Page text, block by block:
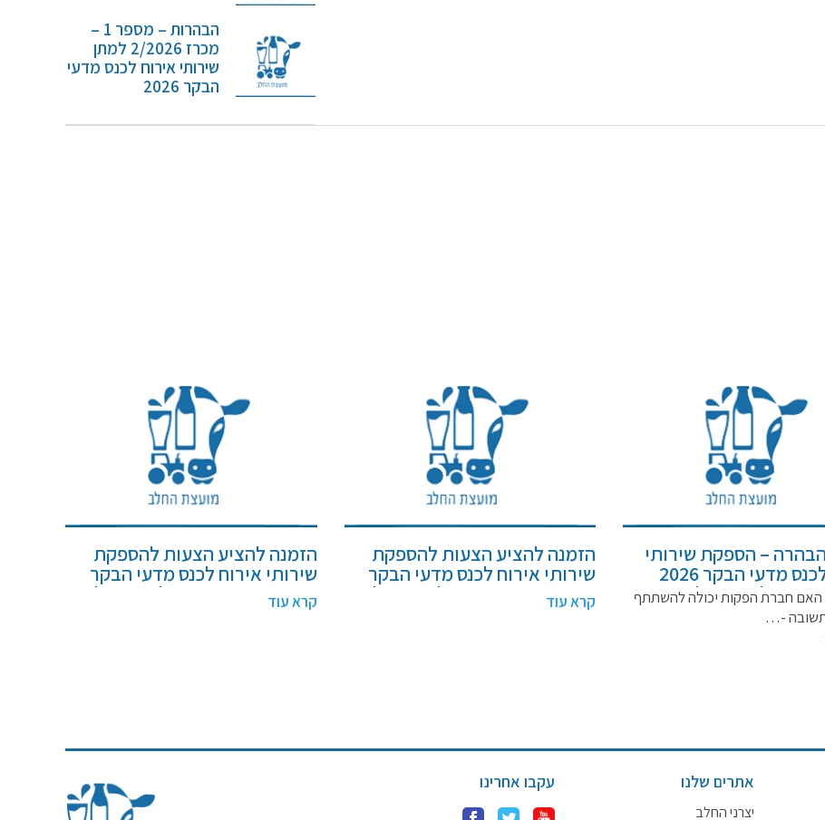
הבהרות – מספר 1 –
מכרז 2/2026 למתן
שירותי אירוח לכנס מדעי
הבקר 2026
– הספקת שירותי
אירוח לכנס מדעי הבקר 2026
לענף החלב
, ייצור ושיווק (חל"צ) –
2026
חברת הפקות יכולה להשתתף
-…
הזמנה להציע הצעות להספקת
שירותי אירוח לכנס מדעי הבקר
2026 עבור המועצה לענף החלב
בישראל , ייצור ושיווק (חל"צ) –
קרא עוד
הזמנה להציע הצעות להספקת
שירותי אירוח לכנס מדעי הבקר
2026 עבור המועצה לענף החלב
בישראל , ייצור ושיווק (חל"צ) –
קרא עוד
אתרים שלנו
יצרני החלב
עקבו אחרינו